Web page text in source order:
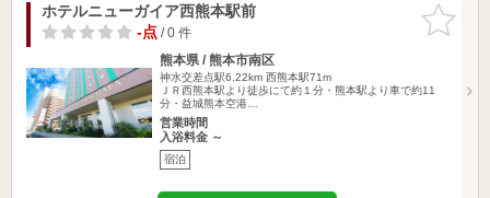
お気に入
りに追加
ホテルニューガイア西熊本駅前
-点/ 0 件
熊本県 / 熊本市南区
神水交差点駅6.22km 西熊本駅71m
ＪＲ西熊本駅より徒歩にて約１分・熊本駅より車で約11
分・益城熊本空港…
営業時間
入浴料金 ～
宿泊